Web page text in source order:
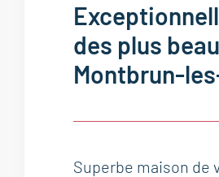
des plus
Montbrun-
Superbe maison de